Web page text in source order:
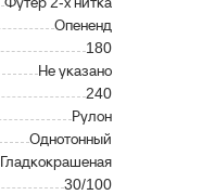
Опененд
180
Не указано
240
Рулон
Однотонный
Гладкокрашеная
30/100